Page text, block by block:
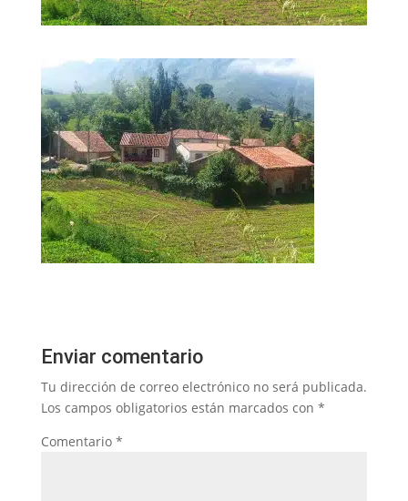
Enviar comentario
Tu dirección de correo electrónico no será publicada.
Los campos obligatorios están marcados con *
Comentario *